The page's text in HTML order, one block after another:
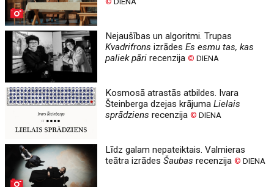
Nejaušības un algoritmi. Trupas
Kvadrifrons izrādesEs esmu tas, kas
paliek pāri recenzija© DIENA
Kosmosā atrastās atbildes. Ivara
Šteinberga dzejas krājumaLielais
sprādziens recenzija© DIENA
Līdz galam nepateiktais. Valmieras
teātra izrādesŠaubas recenzija© DIENA